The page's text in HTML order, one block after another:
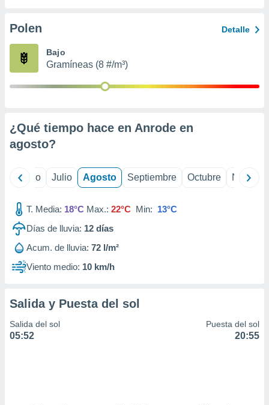
e
mediante
de
1199
Polen Detalle
Bajo
Gramíneas (8 #/m³)
¿Qué tiempo hace en Anrode en
agosto?
Junio Julio Agosto Septiembre Octubre
T. Media: 18°C Max.: 22°C Min: 13°C
Días de lluvia: 12 días
Acum. de lluvia: 72 l/m²
Viento medio: 10 km/h
Salida y Puesta del sol
Salida del sol
05:52
Puesta del sol
20:55